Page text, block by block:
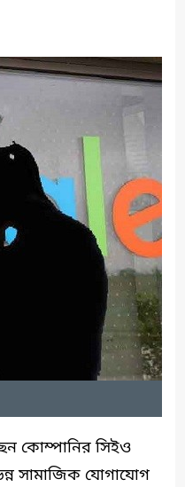
কোম্পানির সিইও
সামাজিক যোগাযোগ